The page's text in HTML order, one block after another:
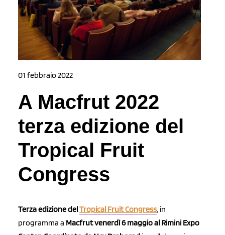
01 febbraio 2022
A Macfrut 2022
terza edizione del
Tropical Fruit
Congress
Terza edizione delTropical Fruit Congress, in
programma a Macfrut venerdì 6 maggio al Rimini Expo